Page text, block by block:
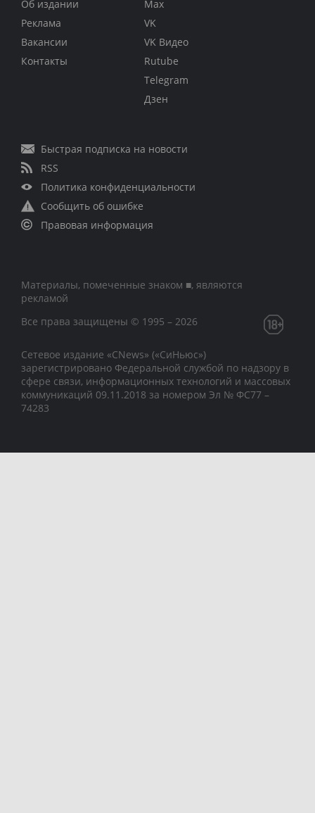
Об издании
Реклама
Вакансии
Контакты
Max
VK
VK Видео
Rutube
Telegram
Дзен
Быстрая подписка на новости
RSS
Политика конфиденциальности
Сообщить об ошибке
Правовая информация
Материалы, помеченные знаком ■, являются
рекламой
Все права защищены © 1995 – 2026
Сетевое издание «CNews» («СиНьюс»)
зарегистрировано Федеральной службой по надзору в
сфере связи, информационных технологий и массовых
коммуникаций 09.11.2018 за номером Эл № ФС77 –
74283